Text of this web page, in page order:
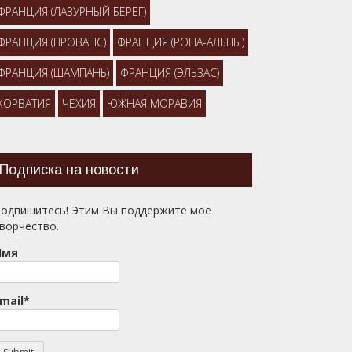
(ЛАЗУРНЫЙ БЕРЕГ)
(ПРОВАНС) ФРАНЦИЯ (РОНА-АЛЬПЫ)
(ШАМПАНЬ) ФРАНЦИЯ (ЭЛЬЗАС)
ЧЕХИЯ ЮЖНАЯ МОРАВИЯ
Подписка на новости
Этим Вы поддержите моё